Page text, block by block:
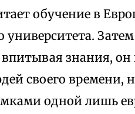
обучение в
университета.
знания, он
своего времени,
одной лишь